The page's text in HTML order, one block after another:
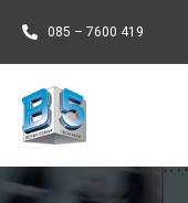
085 – 7600 419